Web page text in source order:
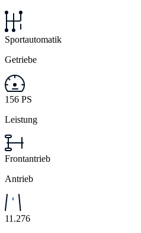
Sportautomatik
Getriebe
156 PS
Leistung
Frontantrieb
Antrieb
11.276